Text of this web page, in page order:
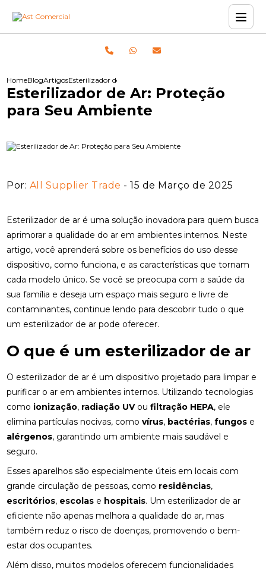
HomeBlogArtigosEsterilizador de Ar: Proteção para Seu Ambiente
Esterilizador de Ar: Proteção
para Seu Ambiente
Por: All Supplier Trade - 15 de Março de 2025
Esterilizador de ar é uma solução inovadora para quem busca
aprimorar a qualidade do ar em ambientes internos. Neste
artigo, você aprenderá sobre os benefícios do uso desse
dispositivo, como funciona, e as características que tornam
cada modelo único. Se você se preocupa com a saúde da
sua família e deseja um espaço mais seguro e livre de
contaminantes, continue lendo para descobrir tudo o que
um esterilizador de ar pode oferecer.
O que é um esterilizador de ar
O esterilizador de ar é um dispositivo projetado para limpar e
purificar o ar em ambientes internos. Utilizando tecnologias
como ionização, radiação UVoufiltração HEPA, ele
elimina partículas nocivas, comovírus, bactérias,fungos e
alérgenos, garantindo um ambiente mais saudável e
seguro.
Esses aparelhos são especialmente úteis em locais com
grande circulação de pessoas, como residências,
escritórios, escolas e hospitais. Um esterilizador de ar
eficiente não apenas melhora a qualidade do ar, mas
também reduz o risco de doenças, promovendo o bem-
estar dos ocupantes.
Além disso, muitos modelos oferecem funcionalidades